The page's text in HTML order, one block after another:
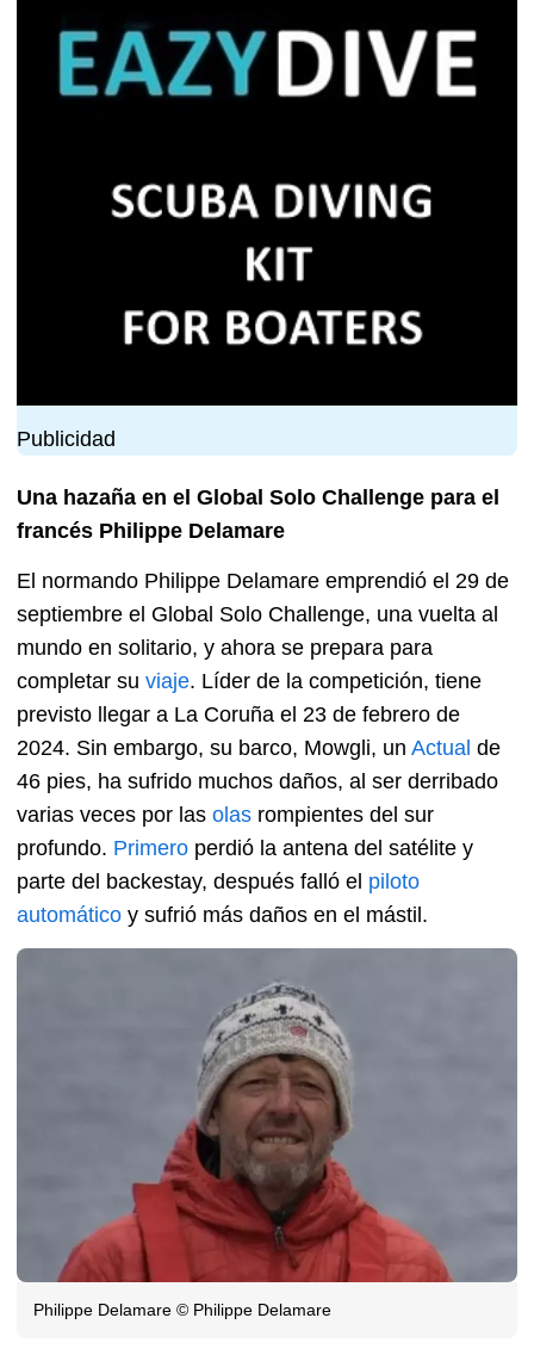
Publicidad
Una hazaña en el Global Solo Challenge para el
francés Philippe Delamare
El normando Philippe Delamare emprendió el 29 de
septiembre el Global Solo Challenge, una vuelta al
mundo en solitario, y ahora se prepara para
completar su viaje. Líder de la competición, tiene
previsto llegar a La Coruña el 23 de febrero de
2024. Sin embargo, su barco, Mowgli, un Actual de
46 pies, ha sufrido muchos daños, al ser derribado
varias veces por las olas rompientes del sur
profundo. Primero perdió la antena del satélite y
parte del backestay, después falló el piloto
automático y sufrió más daños en el mástil.
Philippe Delamare © Philippe Delamare